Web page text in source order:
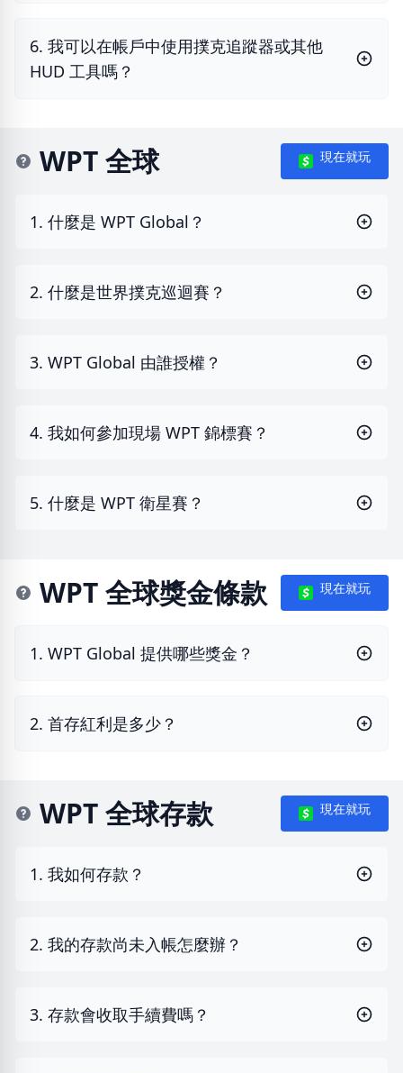
6. 我可以在帳戶中使用撲克追蹤器或其他
HUD 工具嗎？
WPT 全球 現在就玩
1. 什麼是 WPT Global？
2. 什麼是世界撲克巡迴賽？
3. WPT Global 由誰授權？
4. 我如何參加現場 WPT 錦標賽？
5. 什麼是 WPT 衛星賽？
WPT 全球獎金條款 現在就玩
1. WPT Global 提供哪些獎金？
2. 首存紅利是多少？
WPT 全球存款 現在就玩
1. 我如何存款？
2. 我的存款尚未入帳怎麼辦？
3. 存款會收取手續費嗎？